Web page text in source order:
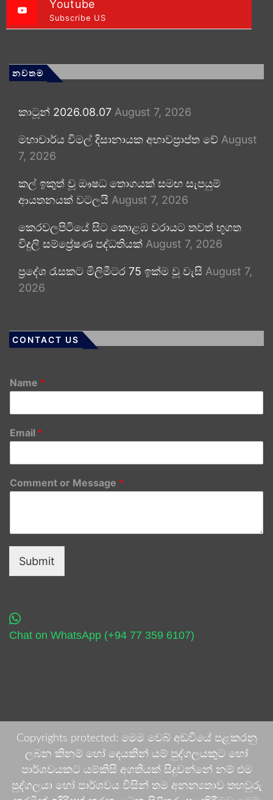
Youtube
Subscribe US
නවතම
කාටූන් 2026.08.07 August 7, 2026
මහාචාර්ය විමල් දිසානායක අභාවප්‍රාප්ත වේ August
7, 2026
කල් ඉකුත් වූ ඖෂධ තොගයක් සමඟ සැපයුම්
ආයතනයක් වටලයි August 7, 2026
කෙරවලපිටියේ සිට කොළඹ වරායට තවත් භූගත
විදුලි සම්ප්‍රේෂණ පද්ධතියක් August 7, 2026
ප්‍රදේශ රැසකට මිලිමීටර 75 ඉක්ම වූ වැසි August 7,
2026
CONTACT US
Name *
Email *
Comment or Message *
Submit
Chat on WhatsApp (+94 77 359 6107)
Copyrights protected: මෙම වෙබ් අඩවියේ පළකරනු
ලබන කිනම් හෝ දෙයකින් යම් පුද්ගලයකුට හෝ
පාර්ශවයකට යම්කිසි අගතියක් සිදුවන්නේ නම් එම
පුද්ගලයා හෝ පාර්ශවය විසින් තම අනන්‍යතාව තහවුරු